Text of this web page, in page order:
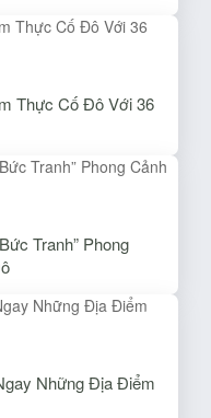
Thực Cố Đô Với 36
Tranh” Phong
Những Địa Điểm